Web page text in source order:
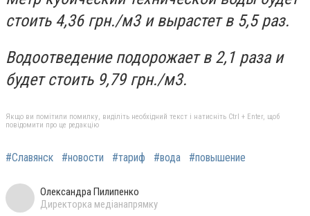
стоить 4,36 грн./м3 и вырастет в 5,5 раз.
Водоотведение подорожает в 2,1 раза и
будет стоить 9,79 грн./м3.
Якщо ви помітили помилку, виділіть необхідний текст і натисніть Ctrl + Enter, щоб
повідомити про це редакцію
#Славянск #новости #тариф #вода #повышение
Олександра Пилипенко
Директорка медіанапрямку